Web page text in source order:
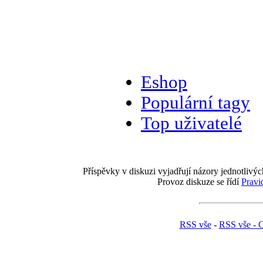
Eshop
Populární tagy
Top uživatelé
Příspěvky v diskuzi vyjadřují názory
Provoz diskuze se řídí
RSS vše- RSS vše -